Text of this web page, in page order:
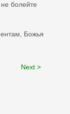
болейте
Божья
Next >